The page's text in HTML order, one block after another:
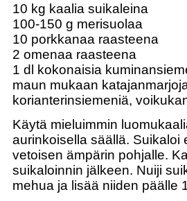
10 kg kaalia suikaleina
100-150 g merisuolaa
10 porkkanaa raasteena
2 omenaa raasteena
1 dl kokonaisia
maun mukaan
korianterinsiemeniä,
Käytä mieluimmin
aurinkoisella säällä. Suikaloi
vetoisen ämpärin pohjalle.
suikaloinnin jälkeen. Nuiji
mehua ja lisää niiden päälle